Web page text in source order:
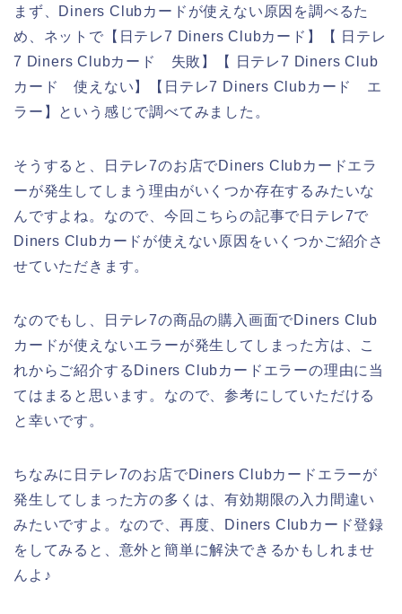
まず、Diners Clubカードが使えない原因を調べるた
め、ネットで【日テレ7 Diners Clubカード】【 日テレ
7 Diners Clubカード 失敗】【 日テレ7 Diners Club
カード 使えない】【日テレ7 Diners Clubカード エ
ラー】という感じで調べてみました。
そうすると、日テレ7のお店でDiners Clubカードエラ
ーが発生してしまう理由がいくつか存在するみたいな
んですよね。なので、今回こちらの記事で日テレ7で
Diners Clubカードが使えない原因をいくつかご紹介さ
せていただきます。
なのでもし、日テレ7の商品の購入画面でDiners Club
カードが使えないエラーが発生してしまった方は、こ
れからご紹介するDiners Clubカードエラーの理由に当
てはまると思います。なので、参考にしていただける
と幸いです。
ちなみに日テレ7のお店でDiners Clubカードエラーが
発生してしまった方の多くは、有効期限の入力間違い
みたいですよ。なので、再度、Diners Clubカード登録
をしてみると、意外と簡単に解決できるかもしれませ
んよ♪